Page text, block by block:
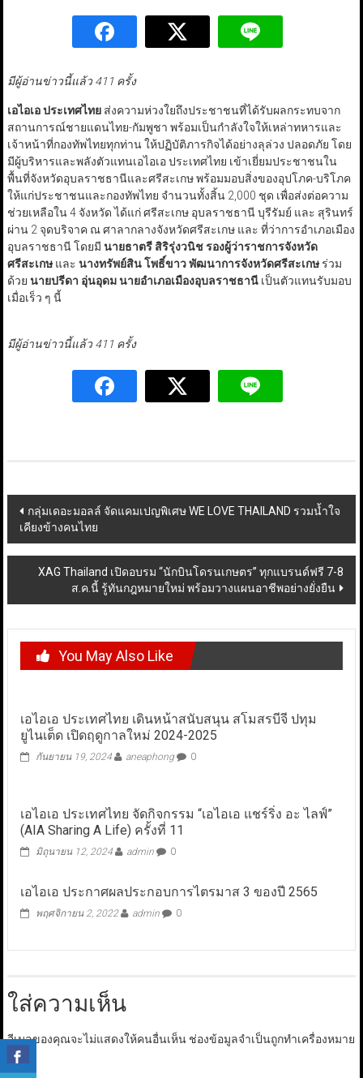
มีผู้อ่านข่าวนี้แล้ว 411 ครั้ง
เอไอเอ ประเทศไทยส่งความห่วงใยถึงประชาชนที่ได้รับผลกระทบจาก
สถานการณ์ชายแดนไทย-กัมพูชา พร้อมเป็นกำลังใจให้เหล่าทหารและ
เจ้าหน้าที่กองทัพไทยทุกท่าน ให้ปฏิบัติภารกิจได้อย่างลุล่วง ปลอดภัย โดย
มีผู้บริหารและพลังตัวแทนเอไอเอ ประเทศไทย เข้าเยี่ยมประชาชนใน
พื้นที่จังหวัดอุบลราชธานีและศรีสะเกษ พร้อมมอบสิ่งของอุปโภค-บริโภค
ให้แก่ประชาชนและกองทัพไทย จำนวนทั้งสิ้น 2,000 ชุด เพื่อส่งต่อความ
ช่วยเหลือใน 4 จังหวัด ได้แก่ ศรีสะเกษ อุบลราชธานี บุรีรัมย์ และ สุรินทร์
ผ่าน 2 จุดบริจาค ณ ศาลากลางจังหวัดศรีสะเกษ และ ที่ว่าการอำเภอเมือง
อุบลราชธานี โดยมี นายธาตรี สิริรุ่งวนิช รองผู้ว่าราชการจังหวัด
ศรีสะเกษและ นางทรัพย์สิน โพธิ์ขาว พัฒนาการจังหวัดศรีสะเกษร่วม
ด้วย นายปรีดา อุ่นอุดม นายอำเภอเมืองอุบลราชธานีเป็นตัวแทนรับมอบ
เมื่อเร็ว ๆ นี้
มีผู้อ่านข่าวนี้แล้ว 411 ครั้ง
Post
navigation
กลุ่มเดอะมอลล์ จัดแคมเปญพิเศษ WE LOVE THAILAND รวมน้ำใจ
เคียงข้างคนไทย
XAG Thailand เปิดอบรม “นักบินโดรนเกษตร” ทุกแบรนด์ฟรี 7-8
ส.ค.นี้ รู้ทันกฎหมายใหม่ พร้อมวางแผนอาชีพอย่างยั่งยืน
You May Also Like
เอไอเอ ประเทศไทย เดินหน้าสนับสนุน สโมสรบีจี ปทุม
ยูไนเต็ด เปิดฤดูกาลใหม่ 2024-2025
กันยายน 19, 2024 aneaphong 0
เอไอเอ ประเทศไทย จัดกิจกรรม “เอไอเอ แชร์ริ่ง อะ ไลฟ์”
(AIA Sharing A Life) ครั้งที่ 11
มิถุนายน 12, 2024 admin 0
เอไอเอ ประกาศผลประกอบการไตรมาส 3 ของปี 2565
พฤศจิกายน 2, 2022 admin 0
ใส่ความเห็น
อีเมลของคุณจะไม่แสดงให้คนอื่นเห็น ช่องข้อมูลจำเป็นถูกทำเครื่องหมาย